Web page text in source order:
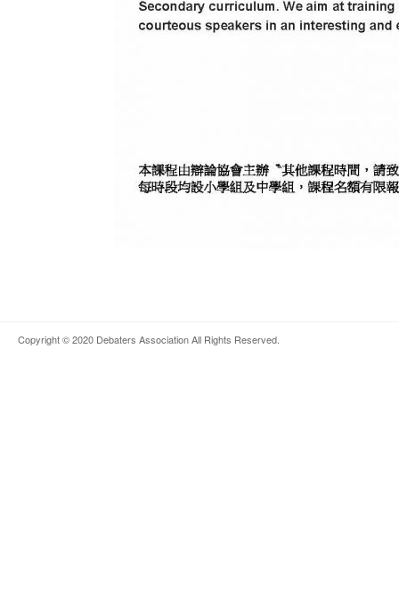
Copyright © 2020 Debaters AssociationAll Rights Reserved.